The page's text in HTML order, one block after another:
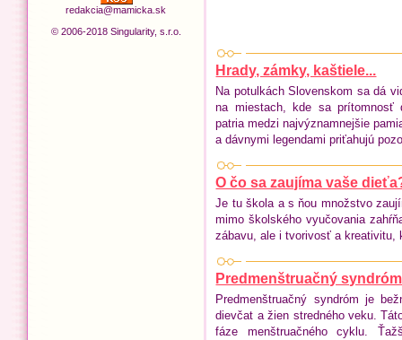
redakcia@mamicka.sk
© 2006-2018 Singularity, s.r.o.
Hrady, zámky, kaštiele...
Na potulkách Slovenskom sa dá
na miestach, kde sa prítomnosť
patria medzi najvýznamnejšie
a dávnymi legendami priťahujú
O čo sa zaujíma vaše
Je tu škola a s ňou množstvo
mimo školského vyučovania
zábavu, ale i tvorivosť a kreativitu,
Predmenštruačný syndróm
Predmenštruačný syndróm je
dievčat a žien stredného veku.
fáze menštruačného cyklu.